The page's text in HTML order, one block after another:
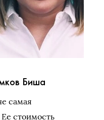
Биша
самая
стоимость